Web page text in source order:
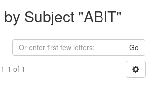
Subject "ABIT"
Go
1 of 1